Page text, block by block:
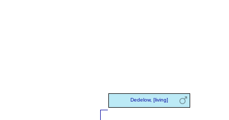
Dedelow, [living]